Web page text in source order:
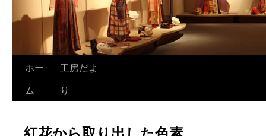
ホー
ム
工房だよ
り